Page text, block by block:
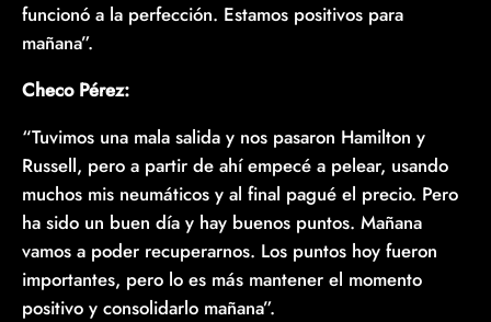
funcionó a la perfección. Estamos positivos para
mañana”.
Checo Pérez:
“Tuvimos una mala salida y nos pasaron Hamilton y
Russell, pero a partir de ahí empecé a pelear, usando
muchos mis neumáticos y al final pagué el precio. Pero
ha sido un buen día y hay buenos puntos. Mañana
vamos a poder recuperarnos. Los puntos hoy fueron
importantes, pero lo es más mantener el momento
positivo y consolidarlo mañana”.